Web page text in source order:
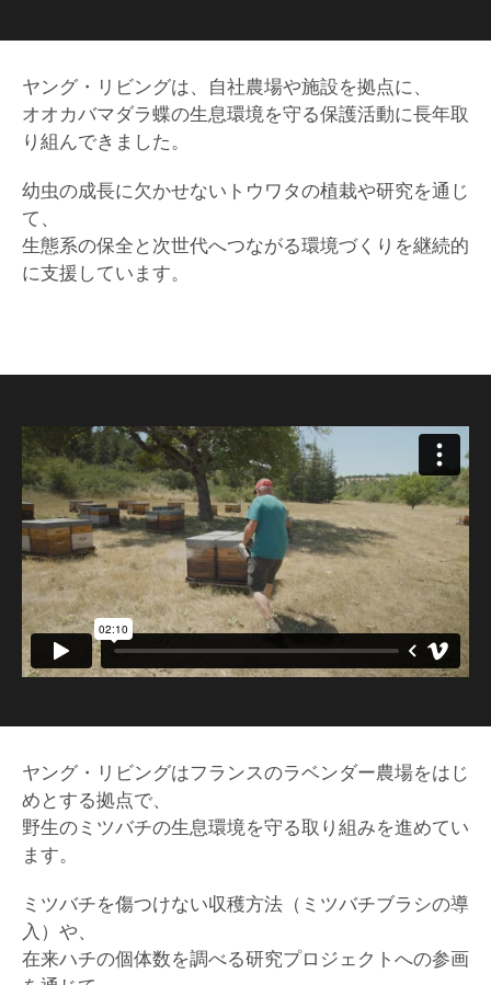
ヤング・リビングは、自社農場や施設を拠点に、
オオカバマダラ蝶の生息環境を守る保護活動に長年取
り組んできました。
幼虫の成長に欠かせないトウワタの植栽や研究を通じ
て、
生態系の保全と次世代へつながる環境づくりを継続的
に支援しています。
ヤング・リビングはフランスのラベンダー農場をはじ
めとする拠点で、
野生のミツバチの生息環境を守る取り組みを進めてい
ます。
ミツバチを傷つけない収穫方法（ミツバチブラシの導
入）や、
在来ハチの個体数を調べる研究プロジェクトへの参画